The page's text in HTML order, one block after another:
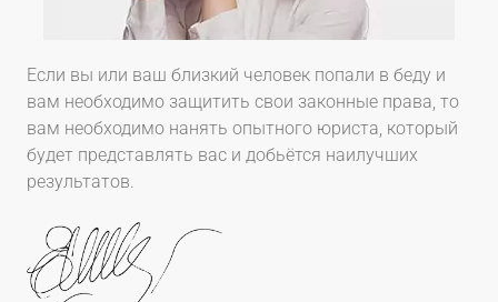
Если вы или ваш близкий человек попали в беду и
вам необходимо защитить свои законные права, то
вам необходимо нанять опытного юриста, который
будет представлять вас и добьётся наилучших
результатов.